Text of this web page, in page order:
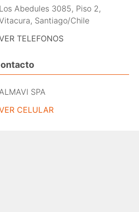
Los Abedules 3085, Piso 2,
Santiago/Chile
TELEFONOS
ALMAVI SPA
CELULAR